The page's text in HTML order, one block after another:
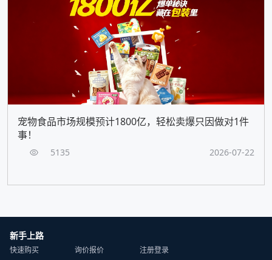
宠物食品市场规模预计1800亿，轻松卖爆只因做对1件
事！
5135 2026-07-22
新手上路
快速购买 询价报价 注册登录